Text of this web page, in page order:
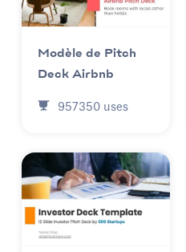
Modèle de Pitch
Deck Airbnb
957350 uses